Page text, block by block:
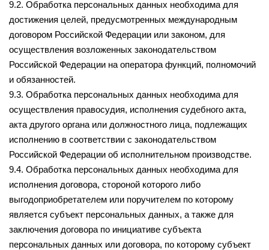
9.2. Обработка персональных данных необходима для
достижения целей, предусмотренных международным
договором Российской Федерации или законом, для
осуществления возложенных законодательством
Российской Федерации на оператора функций, полномочий
и обязанностей.
9.3. Обработка персональных данных необходима для
осуществления правосудия, исполнения судебного акта,
акта другого органа или должностного лица, подлежащих
исполнению в соответствии с законодательством
Российской Федерации об исполнительном производстве.
9.4. Обработка персональных данных необходима для
исполнения договора, стороной которого либо
выгодоприобретателем или поручителем по которому
является субъект персональных данных, а также для
заключения договора по инициативе субъекта
персональных данных или договора, по которому субъект